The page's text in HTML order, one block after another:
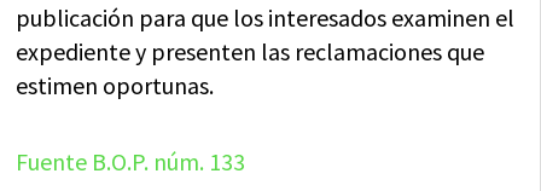
publicación para que los interesados examinen el
expediente y presenten las reclamaciones que
estimen oportunas.
Fuente B.O.P. núm. 133